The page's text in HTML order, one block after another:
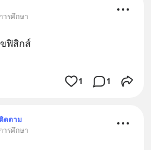
ารศึกษา
ขฟิสิกส์
1 1
ติดตาม
ารศึกษา